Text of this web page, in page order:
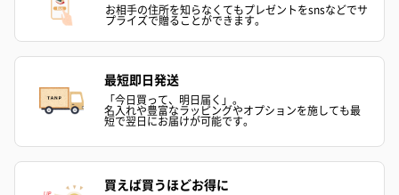
ハンドクリーム3本セッ
ト【ありがとう】
（1,100円）
シャワージェル＆ハン
レープフルーツ）
（2,145円）
シャワージェ
ドクリーム（
ッシュローズ
リラックスグッズ
リラックスグッズを同梱してお届けします。
お相手の住所を知らなくてもプレゼントをsnsなどでサ
プライズで贈ることができます。
最短即日発送
「今日買って、明日届く」。
名入れや豊富なラッピングやオプションを施しても最
短で翌日にお届けが可能です。
買えば買うほどお得に